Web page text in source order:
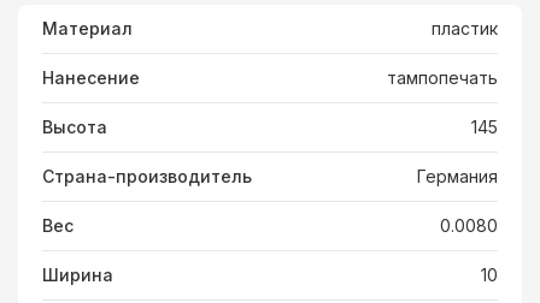
Материал пластик
Нанесение тампопечать
Высота 145
Страна-производитель Германия
Вес 0.0080
Ширина 10